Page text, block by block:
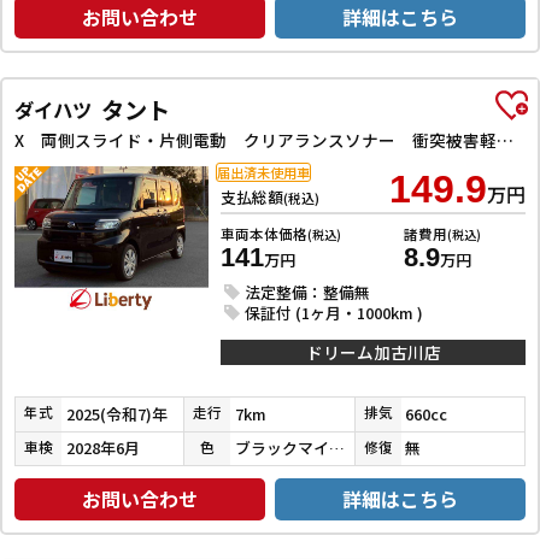
お問い合わせ 詳細はこちら
ダイハツ タント
X 両側スライド・片側電動 クリアランスソナー 衝突被害軽減システム オートライト スマートキー アイドリングストップ 電動格納ミラー シートヒーター ベンチシート CVT ESC エアコン
支払総額(税込) 149.9万円
車両本体価格(税込)
141万円
諸費用(税込)
8.9万円
法定整備：整備無
保証付 (1ヶ月・1000km )
届出済未使用車
ドリーム加古川店
年式 2025(令和7)年 走行 7km 排気 660cc
車検 2028年6月 色 ブラックマイカメタリック 修復 無
お問い合わせ 詳細はこちら